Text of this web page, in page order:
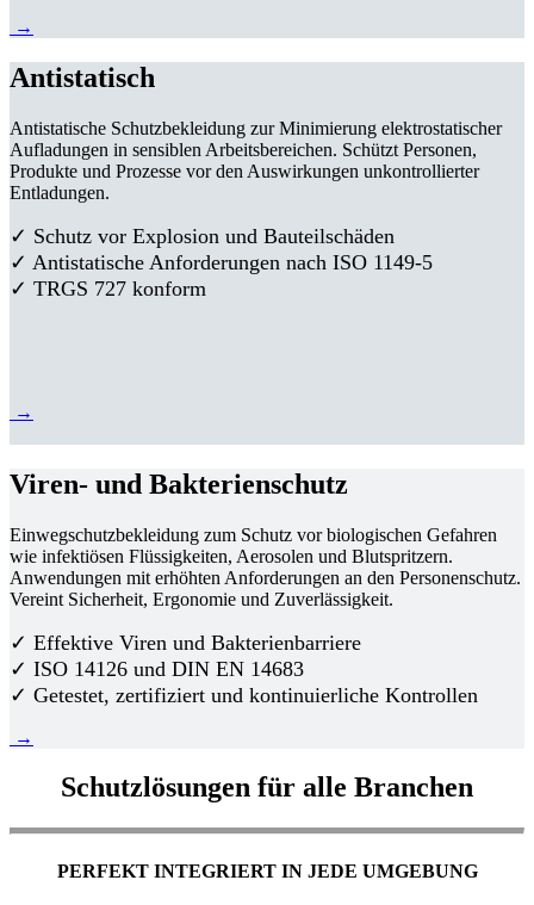
→
Antistatisch
Antistatische Schutzbekleidung zur Minimierung elektrostatischer
Aufladungen in sensiblen Arbeitsbereichen. Schützt Personen,
Produkte und Prozesse vor den Auswirkungen unkontrollierter
Entladungen.
✓ Schutz vor Explosion und Bauteilschäden
✓ Antistatische Anforderungen nach ISO 1149-5
✓ TRGS 727 konform
→
Viren- und Bakterienschutz
Einwegschutzbekleidung zum Schutz vor biologischen Gefahren
wie infektiösen Flüssigkeiten, Aerosolen und Blutspritzern.
Anwendungen mit erhöhten Anforderungen an den Personenschutz.
Vereint Sicherheit, Ergonomie und Zuverlässigkeit.
✓ Effektive Viren und Bakterienbarriere
✓ ISO 14126 und DIN EN 14683
✓ Getestet, zertifiziert und kontinuierliche Kontrollen
→
Schutzlösungen für alle Branchen
PERFEKT INTEGRIERT IN JEDE UMGEBUNG